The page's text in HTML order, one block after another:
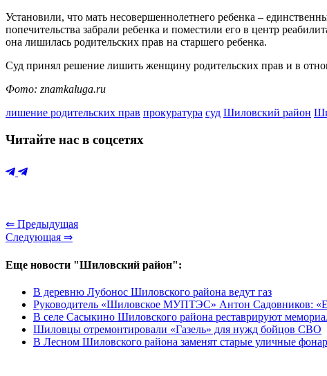
Установили, что мать несовершеннолетнего ребенка –
попечительства забрали ребенка и поместили его в центр
она лишилась родительских прав на старшего ребенка.
Суд принял решение лишить женщину родительских прав и в
Фото: znamkaluga.ru
лишение родительских прав прокуратура суд Шиловский район
Читайте нас в соцсетях
⇐ Предыдущая
Следующая ⇒
Еще новости "Шиловский район":
В деревню Лубонос Шиловского района ведут газ
Руководитель «Шиловское МУПТЭС» Антон Садовников:
В селе Сасыкино Шиловского района реставрируют
Шиловцы отремонтировали «Газель» для нужд бойцов СВО
В Лесном Шиловского района заменят старые уличные